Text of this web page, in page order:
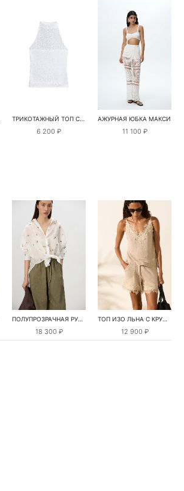
ТРИКОТАЖНЫЙ ТОП С АМЕРИКАНСКОЙ ПРОЙМОЙ
6 200 ₽
АЖУРНАЯ ЮБКА МАКСИ
11 100 ₽
ПОЛУПРОЗРАЧНАЯ РУБАШКА С РОМАШКАМИ
18 300 ₽
ТОП ИЗО ЛЬНА С КРУЖЕВОМ
12 900 ₽